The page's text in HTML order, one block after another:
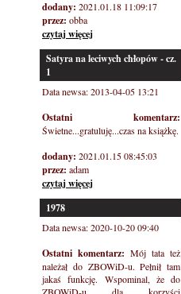
dodany: 2021.01.18 11:09:17
przez: obba
czytaj więcej
Satyra na leciwych chłopów - cz.
1
Data newsa: 2013-04-05 13:21
Ostatni komentarz:
Świetne...gratuluję...czas na książkę.
dodany: 2021.01.15 08:45:03
przez: adam
czytaj więcej
1978
Data newsa: 2020-10-20 09:40
Ostatni komentarz: Mój tata też
należał do ZBOWiD-u. Pełnił tam
jakaś funkcję. Wspominal, że do